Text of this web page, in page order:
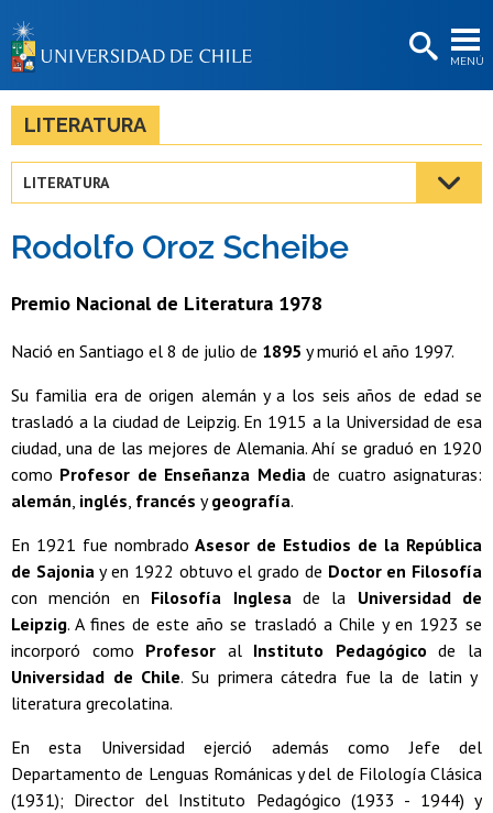
MENÚ
BIBLIOTECAS
Estudiantes
Académicas/os
Funcionarias/os
LITERATURA
LITERATURA
Rodolfo Oroz Scheibe
Premio Nacional de Literatura 1978
Nació en Santiago el 8 de julio de 1895 y murió el año 1997.
Su familia era de origen alemán y a los seis años de edad se
trasladó a la ciudad de Leipzig. En 1915 a la Universidad de esa
ciudad, una de las mejores de Alemania. Ahí se graduó en 1920
como Profesor de Enseñanza Mediade cuatro asignaturas:
alemán, inglés, francés ygeografía.
En 1921 fue nombrado Asesor de Estudios de la República
de Sajoniay en 1922 obtuvo el grado de Doctor en Filosofía
con mención en Filosofía Inglesade la Universidad de
Leipzig. A fines de este año se trasladó a Chile y en 1923 se
incorporó como Profesor al Instituto Pedagógicode la
Universidad de Chile. Su primera cátedra fue la de latin y
literatura grecolatina.
En esta Universidad ejerció además como Jefe del
Departamento de Lenguas Románicas y del de Filología Clásica
(1931); Director del Instituto Pedagógico (1933 - 1944) y